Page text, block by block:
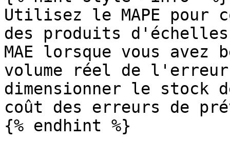
Utilisez le MAPE pour
des produits
MAE lorsque vous
volume réel de
dimensionner le stock
coût des erreurs de
{% endhint %}